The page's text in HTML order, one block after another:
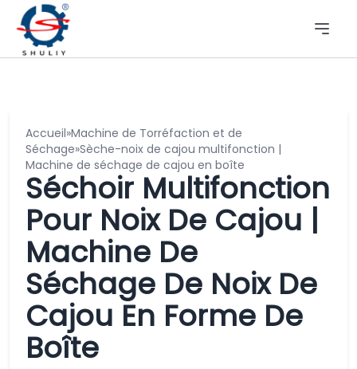
Accueil»Machine de Torréfaction et de
Séchage»Sèche-noix de cajou multifonction |
Machine de séchage de cajou en boîte
Séchoir Multifonction
Pour Noix De Cajou |
Machine De
Séchage De Noix De
Cajou En Forme De
Boîte